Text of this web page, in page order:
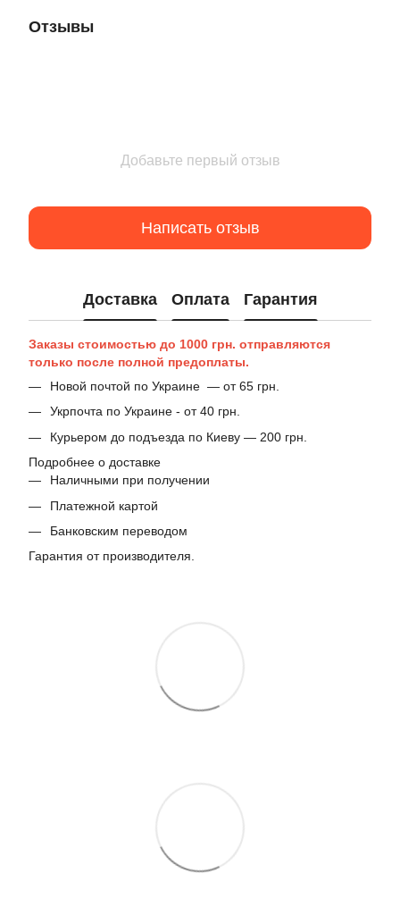
Отзывы
Добавьте первый отзыв
Написать отзыв
Доставка Оплата Гарантия
Заказы стоимостью до 1000 грн. отправляются
только после полной предоплаты.
Новой почтой по Украине — от 65 грн.
Укрпочта по Украине - от 40 грн.
Курьером до подъезда по Киеву — 200 грн.
Подробнее о доставке
Наличными при получении
Платежной картой
Банковским переводом
Гарантия от производителя.